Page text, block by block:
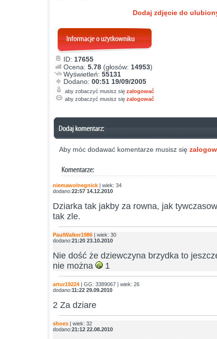
Dodaj zdjęcie do
ID: 17655
Ocena: 5.78 (głosów: 14953)
Wyświetleń: 55131
Dodano: 00:51 19/09/2005
aby zobaczyć musisz się zalogować
aby zobaczyć musisz się zalogować
Aby móc dodawać komentarze musisz się
niemawolnegnick | wiek: 34
dodano:22:57 14.12.2010
Dziarka tak jakby za rowna, jak
tak zle.
PaulWalker1986 | wiek: 30
dodano:21:20 23.10.2010
Nie dość że dziewczyna brzydka to
nie można
1
artur19224 | GG: 3389067 | wiek: 26
dodano:11:22 29.09.2010
2 Za dziare
shoes | wiek: 32
dodano:21:12 22.08.2010